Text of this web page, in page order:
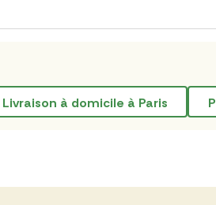
livraison à domicile à Paris